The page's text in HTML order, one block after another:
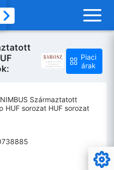
Piaci
árak
NIMBUS Származtatott
HUF sorozat HUF sorozat